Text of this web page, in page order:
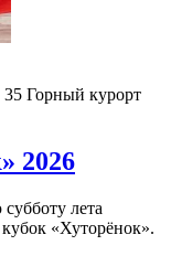
35 Горный курорт
2026
лета
«Хуторёнок».